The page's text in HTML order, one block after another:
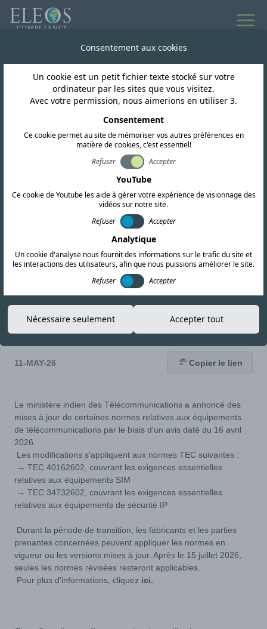
Inde
Le ministère indien des
Télécommunications
met à jour les normes
TEC pour les
équipements de
sécurité SIM et IP
11-MAY-26 Copier le lien
Le ministère indien des Télécommunications a annoncé des
mises à jour de certaines normes relatives aux équipements
de télécommunications par le biais d'un avis daté du 16 avril
2026.
Les modifications s'appliquent aux normes TEC suivantes :
→ TEC 40162602, couvrant les exigences essentielles
relatives aux équipements SIM
→ TEC 34732602, couvrant les exigences essentielles
relatives aux équipements de sécurité IP
Durant la période de transition, les fabricants et les parties
prenantes concernées peuvent appliquer les normes en
vigueur ou les versions mises à jour. Après le 15 juillet 2026,
seules les normes révisées resteront applicables.
Pour plus d'informations, cliquez ici.
Consentement aux cookies
Un cookie est un petit fichier texte stocké sur votre
ordinateur par les sites que vous visitez.
Avec votre permission, nous aimerions en utiliser 3.
Consentement
Ce cookie permet au site de mémoriser vos autres préférences en
matière de cookies, c'est essentiel!
Refuser
Accepter
YouTube
Ce cookie de Youtube les aide à gérer votre expérience de visionnage des
vidéos sur notre site.
Refuser
Accepter
Analytique
Un cookie d'analyse nous fournit des informations sur le trafic du site et
les interactions des utilisateurs, afin que nous puissions améliorer le site.
Refuser
Accepter
Nécessaire seulement Accepter tout